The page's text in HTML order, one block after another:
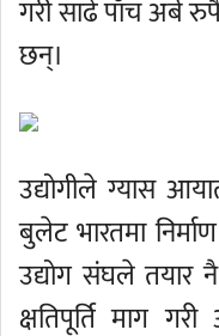
गरी साढे पाँच अर्ब
छन्।
उद्योगीले ग्यास
बुलेट भारतमा
उद्योग संघले तयार
क्षतिपूर्ति माग